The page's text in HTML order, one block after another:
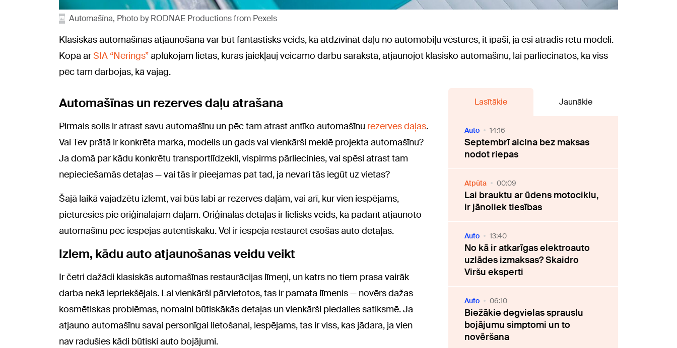
Automašīna, Photo by RODNAE Productions from Pexels
Klasiskas automašīnas atjaunošana var būt fantastisks veids, kā atdzīvināt daļu no automobiļu vēstures, it īpaši, ja esi atradis retu modeli.
Kopā arSIA “Nērings”aplūkojam lietas, kuras jāiekļauj veicamo darbu sarakstā, atjaunojot klasisko automašīnu, lai pārliecinātos, ka viss
pēc tam darbojas, kā vajag.
Automašīnas un rezerves daļu atrašana
Pirmais solis ir atrast savu automašīnu un pēc tam atrast antīko automašīnu rezerves daļas.
Vai Tev prātā ir konkrēta marka, modelis un gads vai vienkārši meklē projekta automašīnu?
Ja domā par kādu konkrētu transportlīdzekli, vispirms pārliecinies, vai spēsi atrast tam
nepieciešamās detaļas — vai tās ir pieejamas pat tad, ja nevari tās iegūt uz vietas?
Šajā laikā vajadzētu izlemt, vai būs labi ar rezerves daļām, vai arī, kur vien iespējams,
pieturēsies pie oriģinālajām daļām. Oriģinālās detaļas ir lielisks veids, kā padarīt atjaunoto
automašīnu pēc iespējas autentiskāku. Vēl ir iespēja restaurēt esošās auto detaļas.
Izlem, kādu auto atjaunošanas veidu veikt
Ir četri dažādi klasiskās automašīnas restaurācijas līmeņi, un katrs no tiem prasa vairāk
darba nekā iepriekšējais. Lai vienkārši pārvietotos, tas ir pamata līmenis — novērs dažas
kosmētiskas problēmas, nomaini būtiskākās detaļas un vienkārši piedalies satiksmē. Ja
atjauno automašīnu savai personīgai lietošanai, iespējams, tas ir viss, kas jādara, ja vien
nav radušies kādi būtiski auto bojājumi.
Lasītākie Jaunākie
Auto 14:16
Septembrī aicina bez maksas
nodot riepas
Atpūta 00:09
Lai brauktu ar ūdens motociklu,
ir jānoliek tiesības
Auto 13:40
No kā ir atkarīgas elektroauto
uzlādes izmaksas? Skaidro
Viršu eksperti
Auto 06:10
Biežākie degvielas sprauslu
bojājumu simptomi un to
novēršana